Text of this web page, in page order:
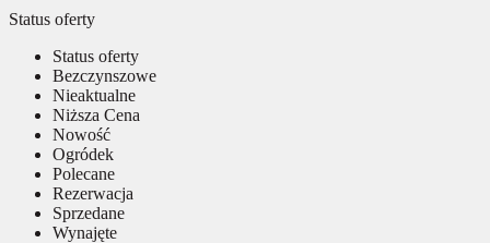
Status oferty
Status oferty
Bezczynszowe
Nieaktualne
Niższa Cena
Nowość
Ogródek
Polecane
Rezerwacja
Sprzedane
Wynajęte